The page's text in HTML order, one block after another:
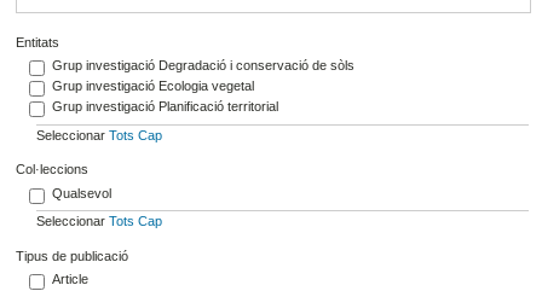
Entitats
Grup investigació Degradació i conservació de sòls
Grup investigació Ecologia vegetal
Grup investigació Planificació territorial
Seleccionar Tots Cap
Col·leccions
Qualsevol
Seleccionar Tots Cap
Tipus de publicació
Article